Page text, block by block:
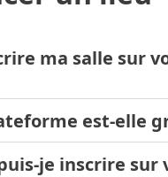
ma salle sur
ideal.ch, il vous
est-elle
est gratuite. Il vous
je inscrire sur